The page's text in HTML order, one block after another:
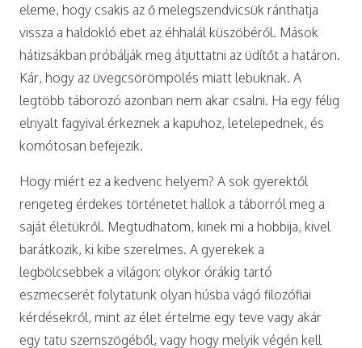
eleme, hogy csakis az ő melegszendvicsük ránthatja
vissza a haldokló ebet az éhhalál küszöbéről. Mások
hátizsákban próbálják meg átjuttatni az üdítőt a határon.
Kár, hogy az üvegcsörömpölés miatt lebuknak. A
legtöbb táborozó azonban nem akar csalni. Ha egy félig
elnyalt fagyival érkeznek a kapuhoz, letelepednek, és
komótosan befejezik.
Hogy miért ez a kedvenc helyem? A sok gyerektől
rengeteg érdekes történetet hallok a táborról meg a
saját életükről. Megtudhatom, kinek mi a hobbija, kivel
barátkozik, ki kibe szerelmes. A gyerekek a
legbölcsebbek a világon: olykor órákig tartó
eszmecserét folytatunk olyan húsba vágó filozófiai
kérdésekről, mint az élet értelme egy teve vagy akár
egy tatu szemszögéből, vagy hogy melyik végén kell